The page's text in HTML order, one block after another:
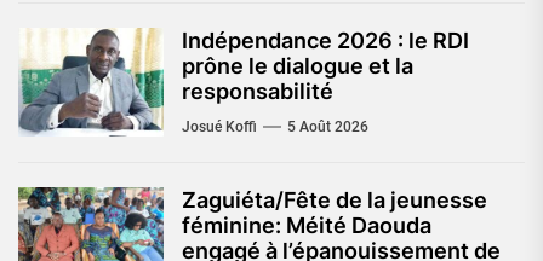
Indépendance 2026 : le RDI
prône le dialogue et la
responsabilité
Josué Koffi 5 Août 2026
Zaguiéta/Fête de la jeunesse
féminine: Méité Daouda
engagé à l’épanouissement de